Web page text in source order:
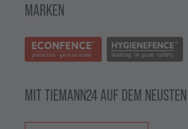
MARKEN
MIT TIEMANN24 AUF DEM